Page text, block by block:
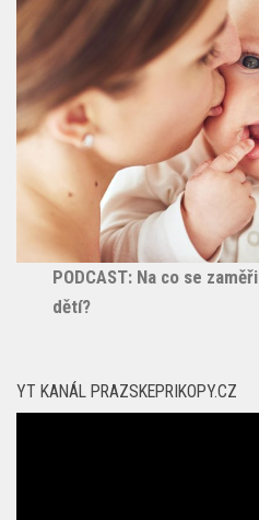
PODCAST: Na co se
dětí?
YT KANÁL PRAZSKEPRIKOPY.CZ